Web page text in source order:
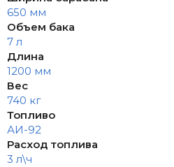
650 мм
Объем бака
7 л
Длина
1200 мм
Вес
740 кг
Топливо
АИ-92
Расход топлива
3 л\ч